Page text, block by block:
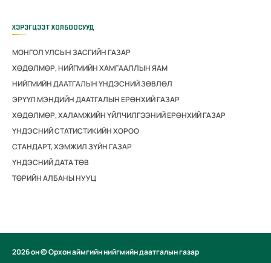
ХЭРЭГЦЭЭТ ХОЛБООСУУД
МОНГОЛ УЛСЫН ЗАСГИЙН ГАЗАР
ХӨДӨЛМӨР, НИЙГМИЙН ХАМГААЛЛЫН ЯАМ
НИЙГМИЙН ДААТГАЛЫН ҮНДЭСНИЙ ЗӨВЛӨЛ
ЭРҮҮЛ МЭНДИЙН ДААТГАЛЫН ЕРӨНХИЙ ГАЗАР
ХӨДӨЛМӨР, ХАЛАМЖИЙН ҮЙЛЧИЛГЭЭНИЙ ЕРӨНХИЙ ГАЗАР
ҮНДЭСНИЙ СТАТИСТИКИЙН ХОРОО
СТАНДАРТ, ХЭМЖИЛ ЗҮЙН ГАЗАР
ҮНДЭСНИЙ ДАТА ТӨВ
ТӨРИЙН АЛБАНЫ НУУЦ
2026 он © Орхон аймгийн нийгмийн даатгалын газар